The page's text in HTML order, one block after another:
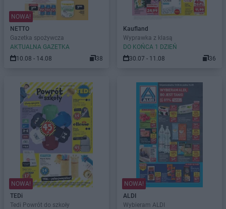
NOWA!
NETTO
Gazetka spożywcza
AKTUALNA GAZETKA
10.08 - 14.08
38
Kaufland
Wyprawka z klasą
DO KOŃCA 1 DZIEŃ
30.07 - 11.08
36
NOWA!
TEDi
Tedi Powrót do szkoły
NOWA!
ALDI
Wybieram ALDI